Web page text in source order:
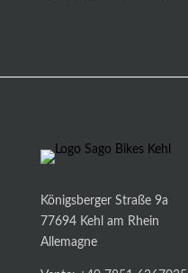
Königsberger Straße 9a
77694 Kehl am Rhein
Allemagne